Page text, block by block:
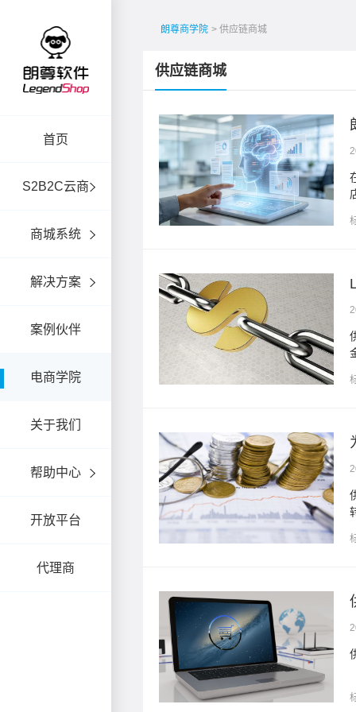
首页
S2B2C云商
商城系统
解决方案
案例伙伴
电商学院
关于我们
帮助中心
开放平台
代理商
朗尊商学院 > 供应链商城
供应链商城
牌商、经销商、终端门
金融资都应该为供应链